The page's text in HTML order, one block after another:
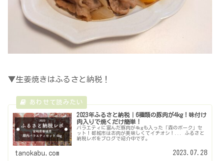
▼生姜焼きはふるさと納税！
2023年ふるさと納税｜6種類の豚肉が4kg！味付け
肉入りで焼くだけ簡単！
バラエティに富んだ豚肉が4kgも入った「森のポーク」セ
ット！都城市はお肉が美味しくてイチオシ！... ふるさと
納税レポをブログで紹介中です。
tanokabu.com 2023.07.28